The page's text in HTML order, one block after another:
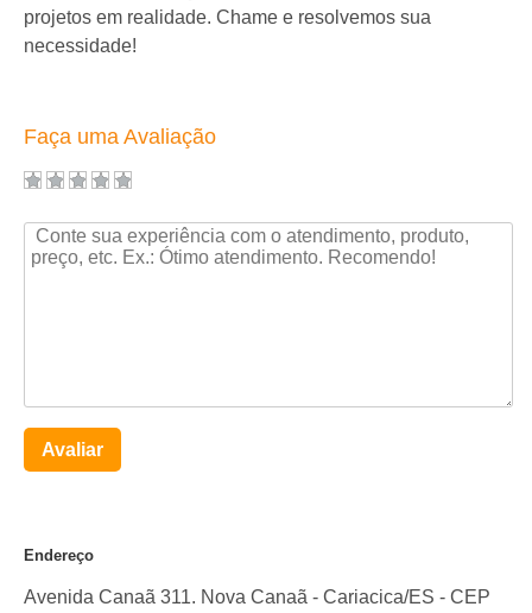
projetos em realidade. Chame e resolvemos sua
necessidade!
Faça uma Avaliação
Avaliar
Endereço
Avenida Canaã 311. Nova Canaã - Cariacica/ES - CEP